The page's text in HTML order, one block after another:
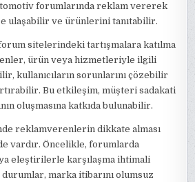
forumlarında reklam vererek
ulaşabilir ve ürünlerini tanıtabilir.
sitelerindeki tartışmalara katılma
ürün veya hizmetleriyle ilgili
kullanıcıların sorunlarını çözebilir
Bu etkileşim, müşteri sadakati
oluşmasına katkıda bulunabilir.
reklamverenlerin dikkate alması
vardır. Öncelikle, forumlarda
eleştirilerle karşılaşma ihtimali
marka itibarını olumsuz